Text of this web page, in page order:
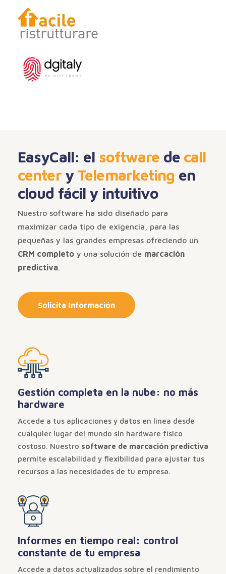
EasyCall: el software de call
centery Telemarketing en
cloud fácil y intuitivo
Nuestro software ha sido diseñado para
maximizar cada tipo de exigencia, para las
pequeñas y las grandes empresas ofreciendo un
CRM completo y una solución de marcación
predictiva.
Solicita Información
Gestión completa en la nube: no más
hardware
Accede a tus aplicaciones y datos en línea desde
cualquier lugar del mundo sin hardware físico
costoso. Nuestro software de marcación predictiva
permite escalabilidad y flexibilidad para ajustar tus
recursos a las necesidades de tu empresa.
Informes en tiempo real: control
constante de tu empresa
Accede a datos actualizados sobre el rendimiento